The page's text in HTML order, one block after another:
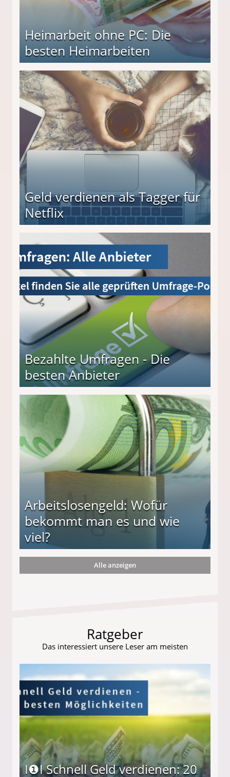
Heimarbeit ohne PC: Die
besten Heimarbeiten
Geld verdienen als Tagger für
Netflix
Bezahlte Umfragen - Die
besten Anbieter
Arbeitslosengeld: Wofür
bekommt man es und wie
viel?
und wie viel?
Alle anzeigen
Ratgeber
Das interessiert unsere Leser am meisten
I❶I Schnell Geld verdienen: 20